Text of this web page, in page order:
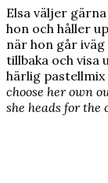
Elsa väljer
hon och håller
när hon går
tillbaka och visa
härlig
choose her own
she heads for the